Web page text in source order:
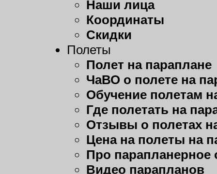
Наши лица
Координаты
Скидки
Полеты
Полет на параплане
ЧаВО о полете на
Обучение полетам
Где полетать на
Отзывы о полетах
Цена на полеты на
Про парапланерное
Видео парапланов